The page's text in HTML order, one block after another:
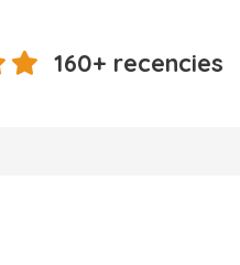
160+ recencies